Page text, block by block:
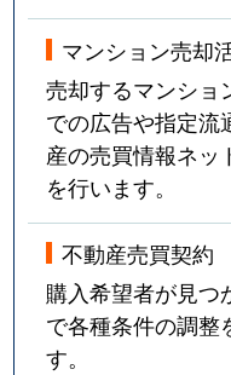
マンション売却
売却するマンショ
での広告や指定流
産の売買情報ネッ
を行います。
不動産売買契約
購入希望者が見つ
で各種条件の調整
す。